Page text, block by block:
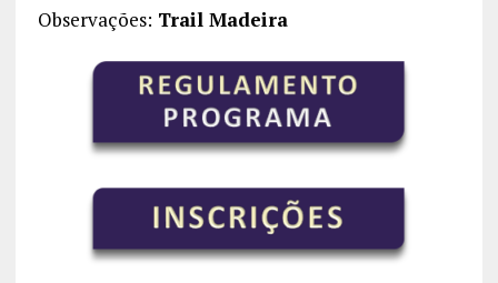
Observações: Trail Madeira